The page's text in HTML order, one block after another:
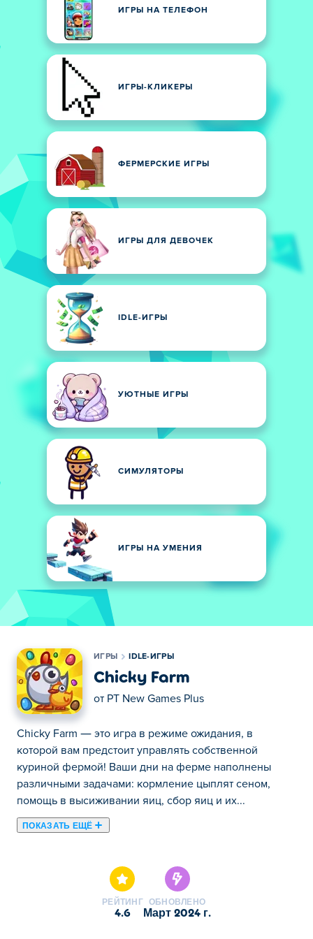
ИГРЫ НА ТЕЛЕФОН
ИГРЫ-КЛИКЕРЫ
ФЕРМЕРСКИЕ ИГРЫ
ИГРЫ ДЛЯ ДЕВОЧЕК
IDLE-ИГРЫ
УЮТНЫЕ ИГРЫ
СИМУЛЯТОРЫ
ИГРЫ НА УМЕНИЯ
ИГРЫ IDLE-ИГРЫ
Chicky Farm
от PT New Games Plus
Chicky Farm — это игра в режиме ожидания, в
которой вам предстоит управлять собственной
куриной фермой! Ваши дни на ферме наполнены
различными задачами: кормление цыплят сеном,
помощь в высиживании яиц, сбор яиц и их...
ПОКАЗАТЬ ЕЩЁ
куриной фермой! Ваши дни на ферме наполнены
различными задачами: кормление цыплят сеном,
помощь в высиживании яиц, сбор яиц и их продажа.
РЕЙТИНГ
4.6
ОБНОВЛЕНО
март 2024 г.